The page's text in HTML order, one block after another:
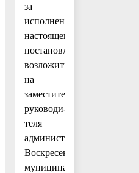
за
исполнением
настоящего
постановления
возложить
на
заместителя
руководи-
теля
администрации
Воскресенского
муниципального